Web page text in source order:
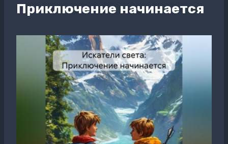
Приключение начинается